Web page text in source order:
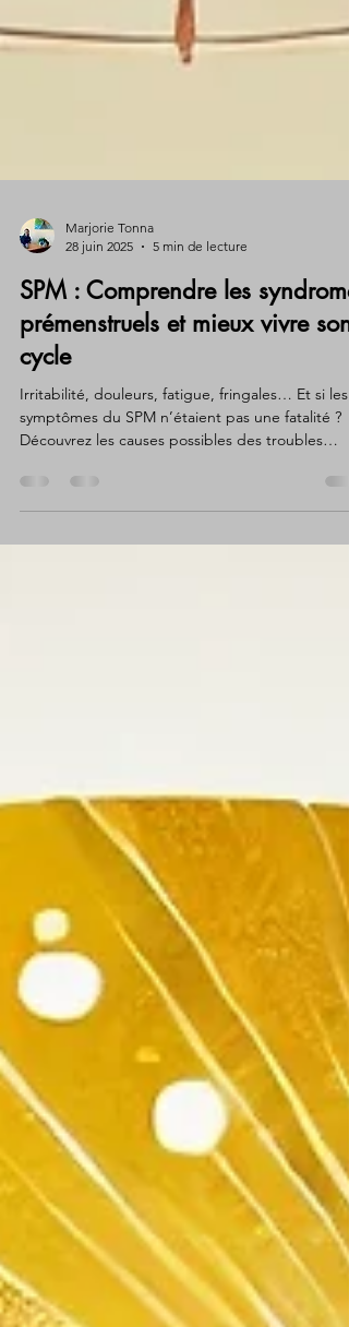
Marjorie Tonna
28 juin 2025
5 min de lecture
SPM : Comprendre les
prémenstruels et mieux vivre son
cycle
Irritabilité, douleurs, fatigue, fringales… Et si les
Découvrez les causes possibles des troubles
prémenstruels et des pistes naturelles pour